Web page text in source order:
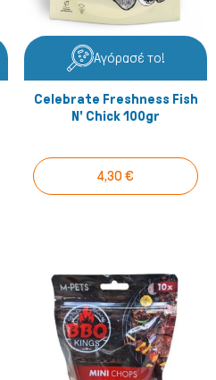
Αγόρασέ το!
Celebrate Freshness Fish
N' Chick 100gr
4,30 €